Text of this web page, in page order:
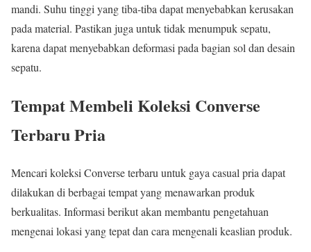
mandi. Suhu tinggi yang tiba-tiba dapat menyebabkan kerusakan
pada material. Pastikan juga untuk tidak menumpuk sepatu,
karena dapat menyebabkan deformasi pada bagian sol dan desain
sepatu.
Tempat Membeli Koleksi Converse
Terbaru Pria
Mencari koleksi Converse terbaru untuk gaya casual pria dapat
dilakukan di berbagai tempat yang menawarkan produk
berkualitas. Informasi berikut akan membantu pengetahuan
mengenai lokasi yang tepat dan cara mengenali keaslian produk.